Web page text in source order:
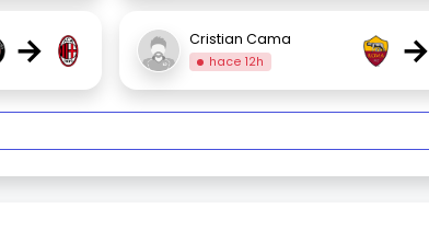
→ Cristian Cama
hace 12h →